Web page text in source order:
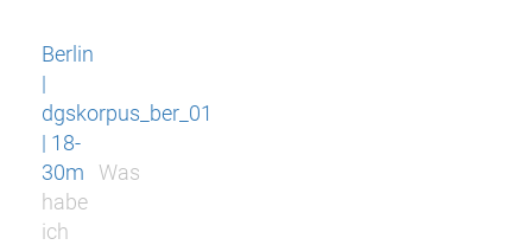
Berlin
|
dgskorpus_ber_01
| 18-
30m
Was
habe
ich